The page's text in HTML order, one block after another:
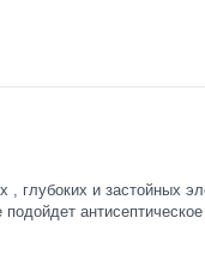
, глубоких и застойных
антисептическое